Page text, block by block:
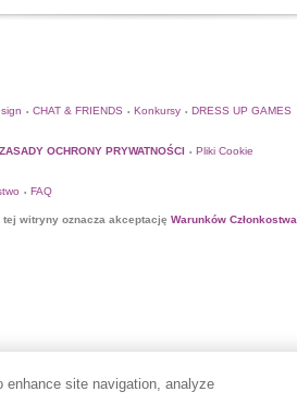
• CHAT & FRIENDS • Konkursy • DRESS UP GAMES
ZASADY OCHRONY PRYWATNOŚCI • Pliki Cookie
• FAQ
tej witryny oznacza akceptację Warunków Członkostwa
enhance site navigation, analyze